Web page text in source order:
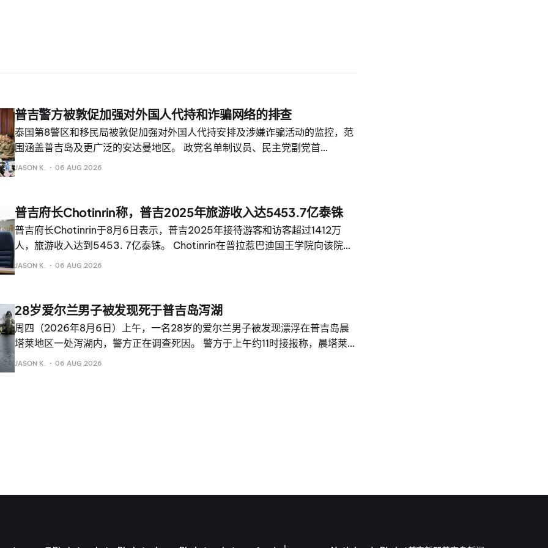
普吉警方被敦促加强对外国人代持和诈骗网络的排查
泰国第8警区和移民局被敦促加强对外国人代持安排及涉嫌诈骗活动的监控，范
围涵盖普吉岛及更广泛的安达曼地区。 政党名单制议员、民主党副党首
Chaiyachana Dechdecho 于2026年8月6日访问普吉岛，了解第8警区的工作
及其他官员。 Chaiyachana表示，当局应重点关注被指利用泰国公民充当名义
持有人的外国投资团体。
JASON K. 06 AUG 2026
普吉府长Chotinrin称，普吉2025年旅游收入达5453.7亿泰铢
普吉府长Chotinrin于8月6日表示，普吉2025年接待游客和访客超过1412万
人，旅游收入达到5453. 7亿泰铢。 Chotinrin在普拉惹巴迪国王学院向该院第
24期高级管理人员公共经济管理高级证书课程的高级管理人员和学员发表讲话
经济的96. 7%。 他还说，普吉常住人口超过125万人，但正式登记人口只有约
423,600人。 Chotinrin称，更广义的人口数字包括来自其他府的人员、外籍劳
工和长期居留游客。
JASON K. 06 AUG 2026
28岁爱尔兰男子被发现死于普吉岛泻湖
周四（2026年8月6日）上午，一名28岁的爱尔兰男子被发现漂浮在普吉岛晨
塔莱地区一处泻湖内，警方正在调查死因。 警方于上午约11时接报称，晨塔莱第
6村的Laguna水库内发现一名外籍男子的遗体。
JASON K. 06 AUG 2026